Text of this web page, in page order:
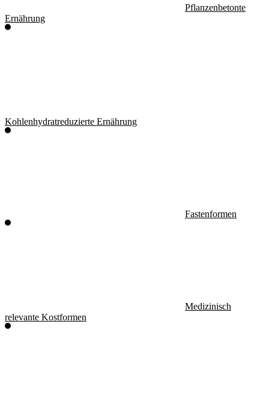
Pflanzenbetonte
Ernährung
Kohlenhydratreduzierte Ernährung
Fastenformen
Medizinisch
relevante Kostformen